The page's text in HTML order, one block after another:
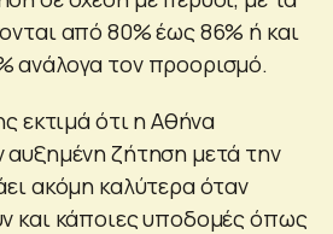
από 80% έως 86% ή και
ανάλογα τον προορισμό.
εκτιμά ότι η Αθήνα
αυξημένη ζήτηση μετά την
ακόμη καλύτερα όταν
και κάποιες υποδομές όπως